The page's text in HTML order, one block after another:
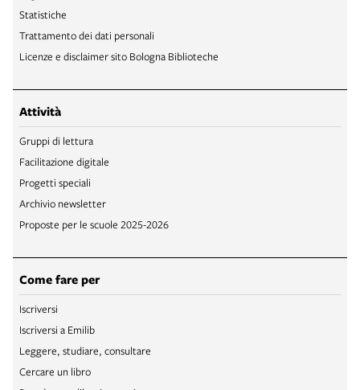
Statistiche
Trattamento dei dati personali
Licenze e disclaimer sito Bologna Biblioteche
Attività
Gruppi di lettura
Facilitazione digitale
Progetti speciali
Archivio newsletter
Proposte per le scuole 2025-2026
Come fare per
Iscriversi
Iscriversi a Emilib
Leggere, studiare, consultare
Cercare un libro